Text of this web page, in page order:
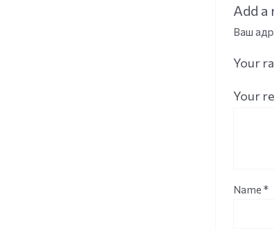
Add a
Ваш
Your
Your
Name*